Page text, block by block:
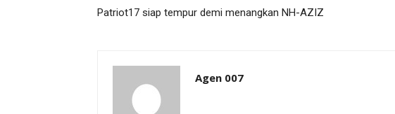
Patriot17 siap tempur demi menangkan NH-AZIZ
Agen 007